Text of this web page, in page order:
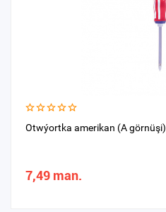
Otwýortka amerikan (A görnüşi)
7,49 man.